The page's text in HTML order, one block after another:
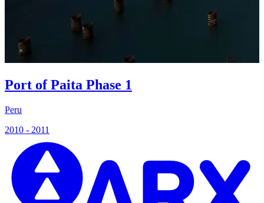
Port of Paita Phase 1
Peru
2010 - 2011